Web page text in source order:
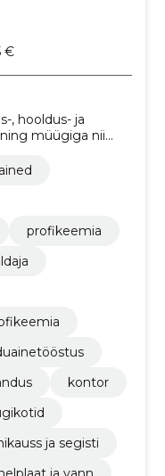
€
, hooldus- ja
müügiga nii
kasutamiseks.
profikeemia
kontor
ja segisti